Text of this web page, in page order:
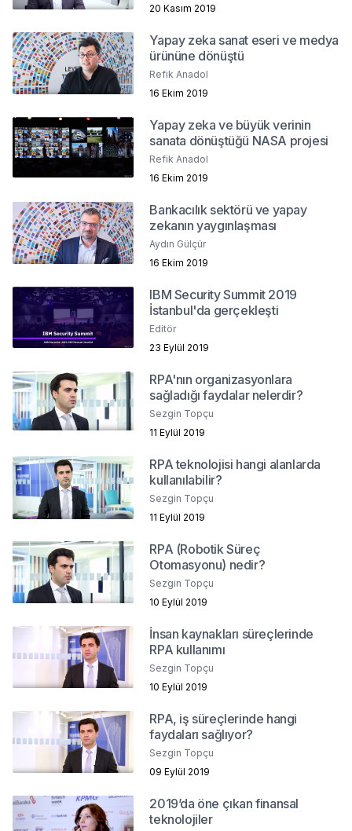
20 Kasım 2019
Yapay zeka sanat eseri ve medya
ürününe dönüştü
Refik Anadol
16 Ekim 2019
Yapay zeka ve büyük verinin
sanata dönüştüğü NASA projesi
Refik Anadol
16 Ekim 2019
Bankacılık sektörü ve yapay
zekanın yaygınlaşması
Aydın Gülçür
16 Ekim 2019
IBM Security Summit 2019
İstanbul'da gerçekleşti
Editör
23 Eylül 2019
RPA'nın organizasyonlara
sağladığı faydalar nelerdir?
Sezgin Topçu
11 Eylül 2019
RPA teknolojisi hangi alanlarda
kullanılabilir?
Sezgin Topçu
11 Eylül 2019
RPA (Robotik Süreç
Otomasyonu) nedir?
Sezgin Topçu
10 Eylül 2019
İnsan kaynakları süreçlerinde
RPA kullanımı
Sezgin Topçu
10 Eylül 2019
RPA, iş süreçlerinde hangi
faydaları sağlıyor?
Sezgin Topçu
09 Eylül 2019
2019’da öne çıkan finansal
teknolojiler